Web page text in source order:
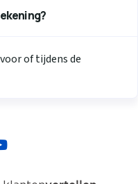
of tijdens de